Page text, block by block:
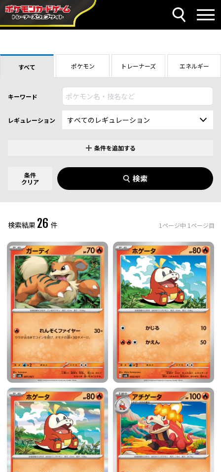
すべて ポケモン トレーナーズ エネルギー
キーワード
レギュレーション
商品名
スターターセットex ホゲータ＆デンリュ
ウex
ミラー仕様のカード 0 件選択中
条件を追加する
条件
クリア
検索
検索結果 26 件 1 ページ中 1 ページ目